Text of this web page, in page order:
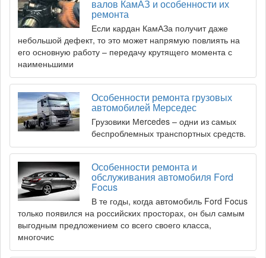
валов КамАЗ и особенности их
ремонта
Если кардан КамАЗа получит даже
небольшой дефект, то это может напрямую повлиять на
его основную работу – передачу крутящего момента с
наименьшими
Особенности ремонта грузовых
автомобилей Мерседес
Грузовики Мercedes – одни из самых
беспроблемных транспортных средств.
Особенности ремонта и
обслуживания автомобиля Ford
Focus
В те годы, когда автомобиль Ford Focus
только появился на российских просторах, он был самым
выгодным предложением со всего своего класса,
многочис